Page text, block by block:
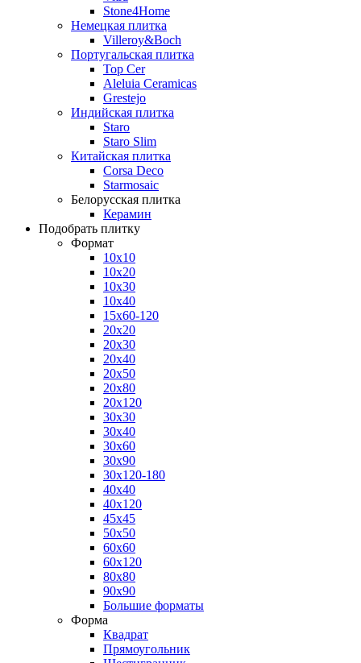
Stone4Home
Немецкая плитка
Villeroy&Boch
Португальская плитка
Top Cer
Aleluia Ceramicas
Grestejo
Индийская плитка
Staro
Staro Slim
Китайская плитка
Corsa Deco
Starmosaic
Белорусская плитка
Керамин
Подобрать плитку
Формат
10x10
10x20
10x30
10x40
15x60-120
20x20
20x30
20x40
20x50
20x80
20x120
30x30
30x40
30x60
30x90
30x120-180
40x40
40x120
45x45
50x50
60x60
60x120
80x80
90x90
Большие форматы
Форма
Квадрат
Прямоугольник